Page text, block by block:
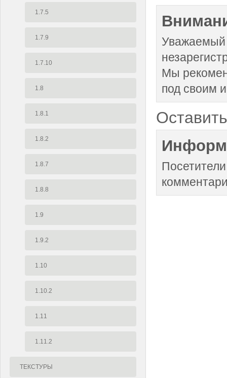
1.7.5
1.7.9
1.7.10
1.8
1.8.1
1.8.2
1.8.7
1.8.8
1.9
1.9.2
1.10
1.10.2
1.11
1.11.2
ТЕКСТУРЫ
Уважаемый
Мы
под своим